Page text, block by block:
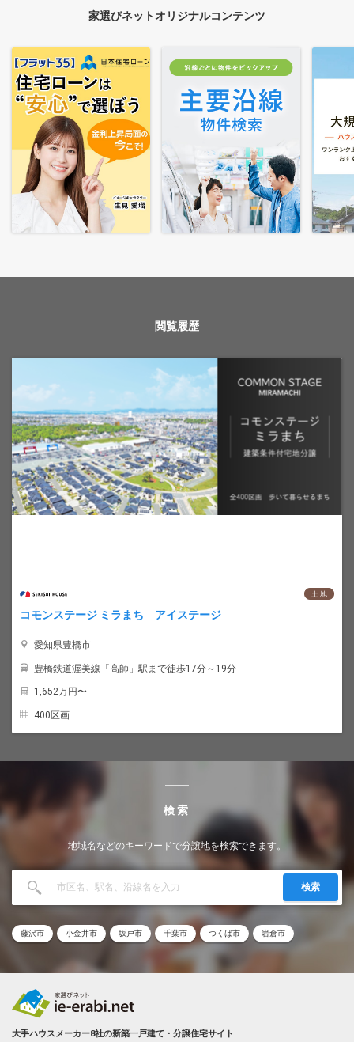
家選びネットオリジナルコンテンツ
閲覧履歴
土 地
コモンステージ ミラまち アイステージ
愛知県豊橋市
豊橋鉄道渥美線「高師」駅まで徒歩17分～19分
1,652万円〜
400区画
検索
地域名などのキーワードで分譲地を検索できます。
検索
藤沢市 小金井市 坂戸市 千葉市 つくば市 岩倉市
大手ハウスメーカー8社の新築一戸建て・分譲住宅サイト